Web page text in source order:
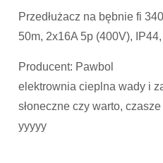
Przedłużacz na bębnie fi
50m, 2x16A 5p (400V),
Producent: Pawbol
elektrownia cieplna wady i
słoneczne czy warto,
yyyyy